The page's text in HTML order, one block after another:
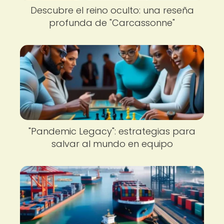
Descubre el reino oculto: una reseña
profunda de "Carcassonne"
"Pandemic Legacy": estrategias para
salvar al mundo en equipo